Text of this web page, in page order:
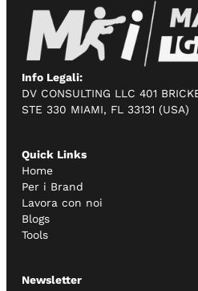
Info Legali:
DV CONSULTING LLC 401
STE 330 MIAMI, FL 33131 (USA)
Quick Links
Home
Per i Brand
Lavora con noi
Blogs
Tools
Newsletter